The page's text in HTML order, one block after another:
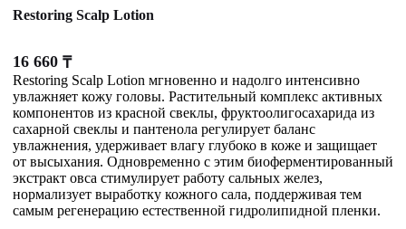
Restoring Scalp Lotion
16 660 ₸
Restoring Scalp Lotion мгновенно и надолго интенсивно
увлажняет кожу головы. Растительный комплекс активных
компонентов из красной свеклы, фруктоолигосахарида из
сахарной свеклы и пантенола регулирует баланс
увлажнения, удерживает влагу глубоко в коже и защищает
от высыхания. Одновременно с этим биоферментированный
экстракт овса стимулирует работу сальных желез,
нормализует выработку кожного сала, поддерживая тем
самым регенерацию естественной гидролипидной пленки.